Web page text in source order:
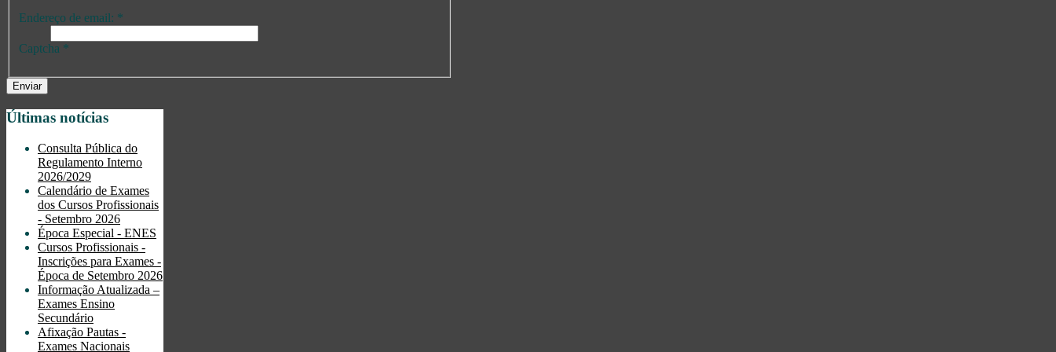
Endereço de email: *
Captcha *
Enviar
Últimas notícias
Consulta Pública do
Regulamento Interno
2026/2029
Calendário de Exames
dos Cursos Profissionais
- Setembro 2026
Época Especial - ENES
Cursos Profissionais -
Inscrições para Exames -
Época de Setembro 2026
Informação Atualizada –
Exames Ensino
Secundário
Afixação Pautas -
Exames Nacionais